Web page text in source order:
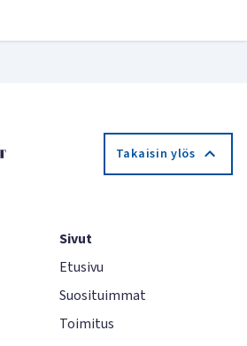
Takaisin ylös
Sivut
Etusivu
Suosituimmat
Toimitus